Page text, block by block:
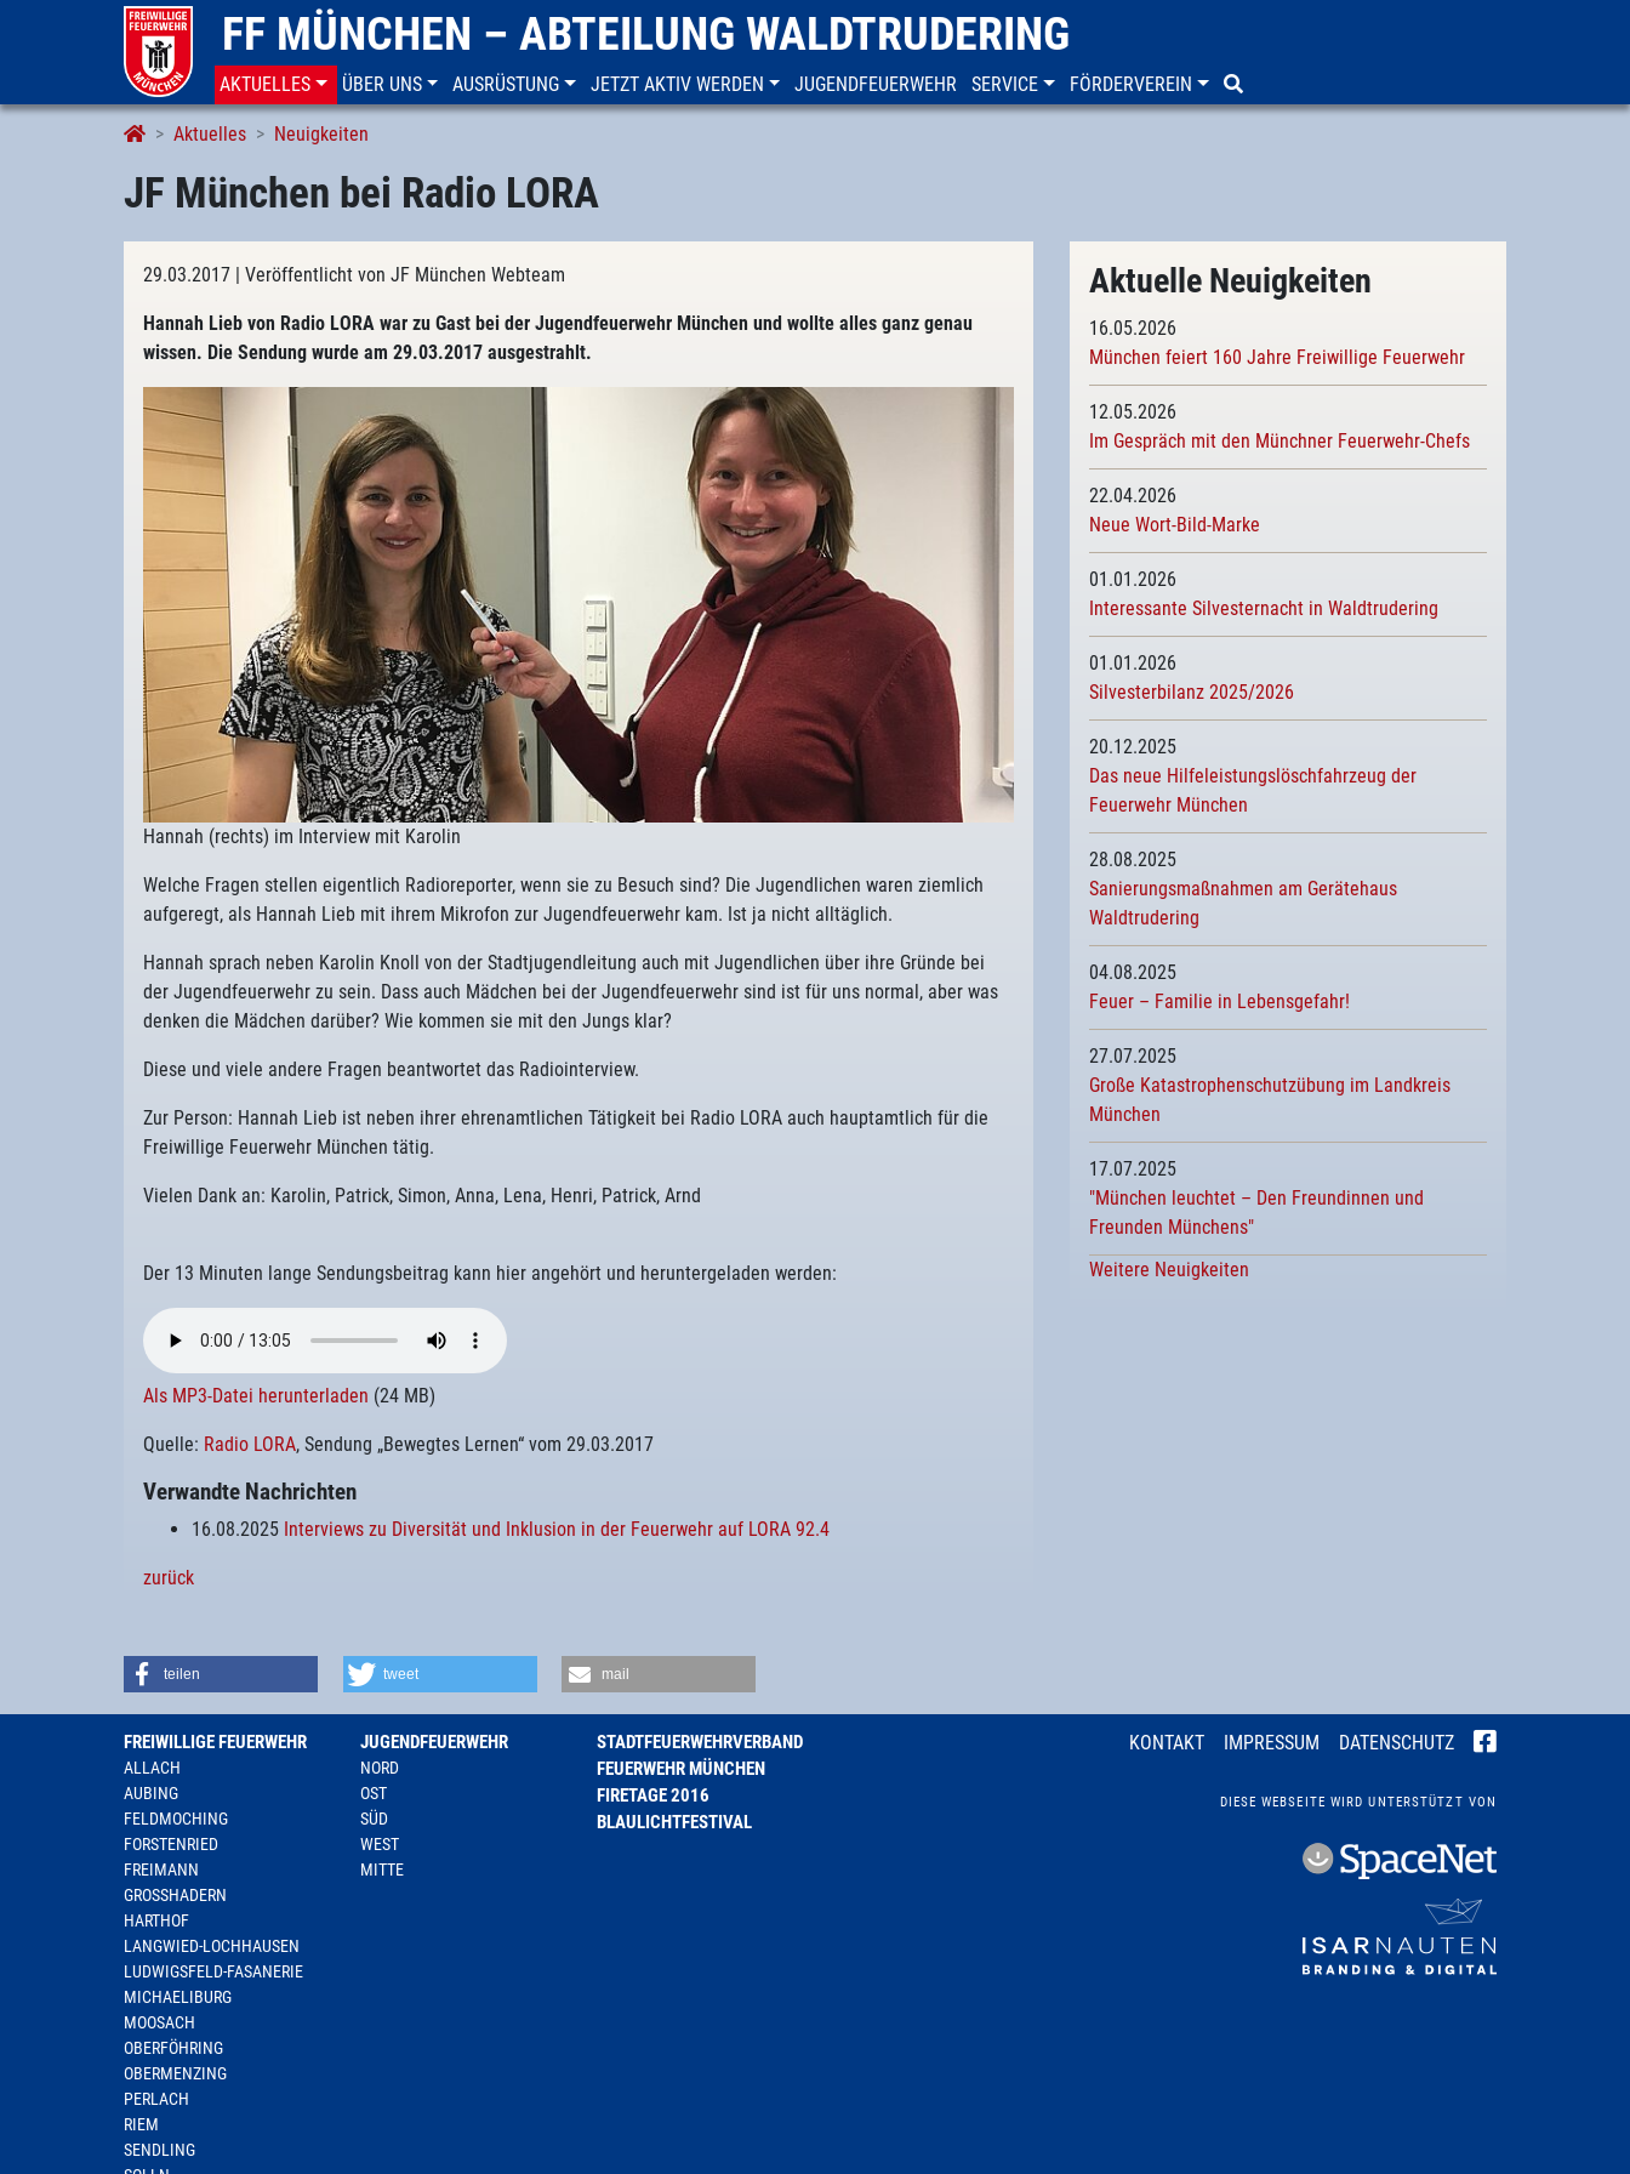
FF MÜNCHEN – ABTEILUNG WALDTRUDERING
AKTUELLES ÜBER UNS AUSRÜSTUNG JETZT AKTIV WERDEN JUGENDFEUERWEHR SERVICE FÖRDERVEREIN
Aktuelles Neuigkeiten
JF München bei Radio LORA
29.03.2017 | Veröffentlicht von JF München Webteam
Hannah Lieb von Radio LORA war zu Gast bei der Jugendfeuerwehr München und wollte alles ganz genau
wissen. Die Sendung wurde am 29.03.2017 ausgestrahlt.
Hannah (rechts) im Interview mit Karolin
Welche Fragen stellen eigentlich Radioreporter, wenn sie zu Besuch sind? Die Jugendlichen waren ziemlich
aufgeregt, als Hannah Lieb mit ihrem Mikrofon zur Jugendfeuerwehr kam. Ist ja nicht alltäglich.
Hannah sprach neben Karolin Knoll von der Stadtjugendleitung auch mit Jugendlichen über ihre Gründe bei
der Jugendfeuerwehr zu sein. Dass auch Mädchen bei der Jugendfeuerwehr sind ist für uns normal, aber was
denken die Mädchen darüber? Wie kommen sie mit den Jungs klar?
Diese und viele andere Fragen beantwortet das Radiointerview.
Zur Person: Hannah Lieb ist neben ihrer ehrenamtlichen Tätigkeit bei Radio LORA auch hauptamtlich für die
Freiwillige Feuerwehr München tätig.
Vielen Dank an: Karolin, Patrick, Simon, Anna, Lena, Henri, Patrick, Arnd
Der 13 Minuten lange Sendungsbeitrag kann hier angehört und heruntergeladen werden:
Als MP3-Datei herunterladen (24 MB)
Quelle: Radio LORA, Sendung „Bewegtes Lernen“ vom 29.03.2017
Verwandte Nachrichten
16.08.2025 Interviews zu Diversität und Inklusion in der Feuerwehr auf LORA 92.4
zurück
Aktuelle Neuigkeiten
16.05.2026
München feiert 160 Jahre Freiwillige Feuerwehr
12.05.2026
Im Gespräch mit den Münchner Feuerwehr-Chefs
22.04.2026
Neue Wort-Bild-Marke
01.01.2026
Interessante Silvesternacht in Waldtrudering
01.01.2026
Silvesterbilanz 2025/2026
20.12.2025
Das neue Hilfeleistungslöschfahrzeug der
Feuerwehr München
28.08.2025
Sanierungsmaßnahmen am Gerätehaus
Waldtrudering
04.08.2025
Feuer – Familie in Lebensgefahr!
27.07.2025
Große Katastrophenschutzübung im Landkreis
München
17.07.2025
"München leuchtet – Den Freundinnen und
Freunden Münchens"
Weitere Neuigkeiten
teilen tweet mail
FREIWILLIGE FEUERWEHR
ALLACH
AUBING
FELDMOCHING
FORSTENRIED
FREIMANN
GROSSHADERN
HARTHOF
LANGWIED-LOCHHAUSEN
LUDWIGSFELD-FASANERIE
MICHAELIBURG
MOOSACH
OBERFÖHRING
OBERMENZING
PERLACH
RIEM
SENDLING
JUGENDFEUERWEHR
NORD
OST
SÜD
WEST
MITTE
STADTFEUERWEHRVERBAND
FEUERWEHR MÜNCHEN
FIRETAGE 2016
BLAULICHTFESTIVAL
KONTAKT IMPRESSUM DATENSCHUTZ
DIESE WEBSEITE WIRD UNTERSTÜTZT VON